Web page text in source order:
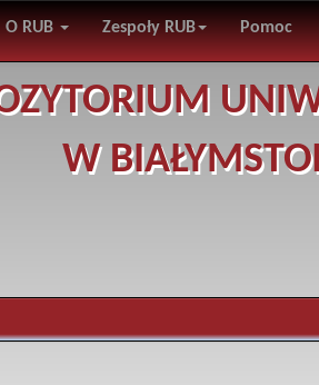
O RUB Zespoły RUB Pomoc
W